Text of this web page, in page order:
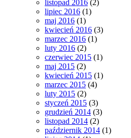
listopad 2016 (2)
lipiec 2016 (1)
maj 2016 (1)
kwiecień 2016 (3)
marzec 2016 (1)
luty 2016 (2)
czerwiec 2015 (1)
maj 2015 (2)
kwiecień 2015 (1)
marzec 2015 (4)
luty 2015 (2)
styczeń 2015 (3)
grudzień 2014 (3)
listopad 2014 (2)
październik 2014 (1)